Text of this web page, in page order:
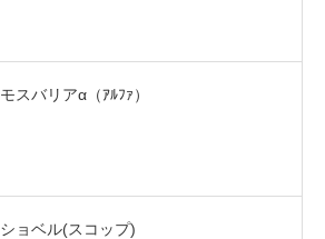
モスバリアα（ｱﾙﾌｧ）
ショベル(スコップ)